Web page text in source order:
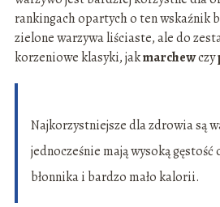
rankingach opartych o ten wskaźnik
zielone warzywa liściaste, ale do
korzeniowe klasyki, jakmarchewczy
Najkorzystniejsze dla zdrowia są
jednocześnie mają wysoką gęstość
błonnika i bardzo mało kalorii.